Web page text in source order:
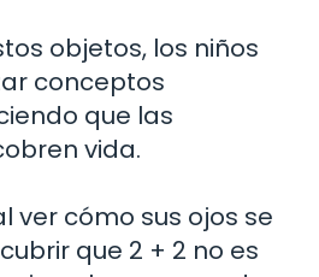
objetos, los niños
conceptos
que las
vida.
ver cómo sus ojos se
que 2 + 2 no es